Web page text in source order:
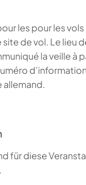
les pour les
site de vol. Le lieu
la veille à
allemand.
für diese